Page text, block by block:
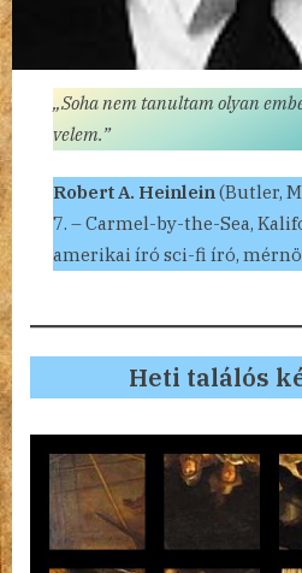
„Soha nem tanultam olyan
velem.”
Robert A. Heinlein(Butler,
7. – Carmel-by-the-Sea,
amerikai író sci-fi író,
Heti találós